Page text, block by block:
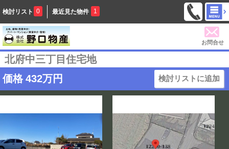
検討リスト 0 最近見た物件 1
お問合せ
北府中三丁目住宅地
価格 432万円 検討リストに追加